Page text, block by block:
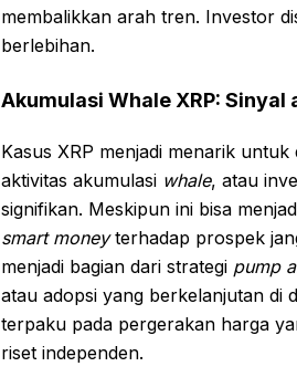
membalikkan arah tren. Investor
berlebihan.
Akumulasi Whale XRP: Sinyal
Kasus XRP menjadi menarik
aktivitas akumulasi whale, atau
signifikan. Meskipun ini bisa
smart moneyterhadap prospek
menjadi bagian dari strategi pump
atau adopsi yang berkelanjutan di
terpaku pada pergerakan harga
riset independen.